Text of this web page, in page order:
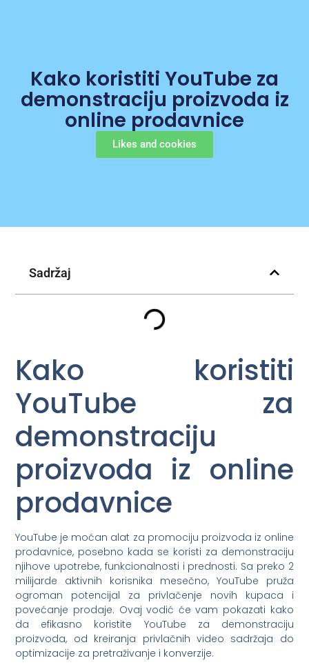
Kako koristiti YouTube za
demonstraciju proizvoda iz
online prodavnice
Likes and cookies
Sadržaj
Kako koristiti
YouTube za
demonstraciju
proizvoda iz online
prodavnice
YouTube je moćan alat za promociju proizvoda iz online
prodavnice, posebno kada se koristi za demonstraciju
njihove upotrebe, funkcionalnosti i prednosti. Sa preko 2
milijarde aktivnih korisnika mesečno, YouTube pruža
ogroman potencijal za privlačenje novih kupaca i
povećanje prodaje. Ovaj vodić će vam pokazati kako
da efikasno koristite YouTube za demonstraciju
proizvoda, od kreiranja privlačnih video sadržaja do
optimizacije za pretraživanje i konverzije.